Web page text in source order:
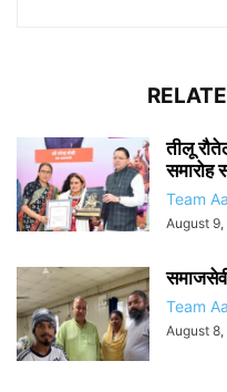
तीलू
समारोह
Team
August
Team
August